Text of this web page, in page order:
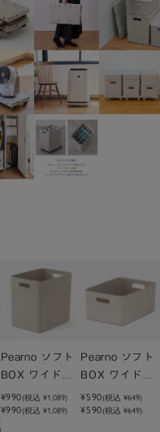
Pearno ソフト
BOX ワイド大
深 | W36×D2
5.7×H32cm
¥990(税込¥1,089)
¥990(税込 ¥1,089)
Pearno ソフト
BOX ワイド中
深 | W36×D2
5.7×H16cm
¥590(税込 ¥649)
¥590(税込 ¥649)